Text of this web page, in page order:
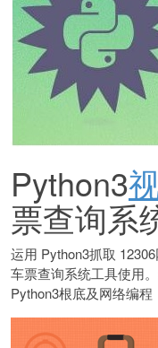
Python3
票查询系
运用 Python3抓取
车票查询系统工具使用
Python3根底及网络编程